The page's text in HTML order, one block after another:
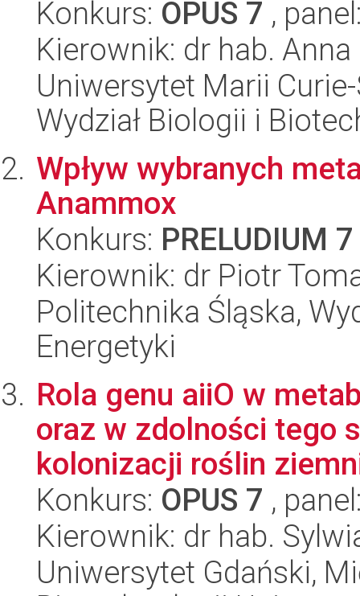
Konkurs: OPUS 7 ,
Kierownik: dr hab.
Uniwersytet Marii
Wydział Biologii i
Wpływ wybranych
Anammox
Konkurs: PRELUDIUM 7
Kierownik: dr Piotr
Politechnika Śląska,
Energetyki
Rola genu aiiO w
oraz w zdolności tego
kolonizacji roślin
Konkurs: OPUS 7 ,
Kierownik: dr hab.
Uniwersytet Gdański,